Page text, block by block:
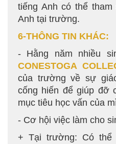
tiếng Anh có thể
Anh tại trường.
6-THÔNG TIN KHÁC:
- Hằng năm nhiều
CONESTOGA
của trường về sự
cống hiến để giúp đỡ
mục tiêu học vấn của
- Cơ hội việc làm cho
+ Tại trường: Có